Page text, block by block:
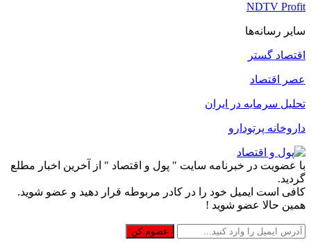
NDTV Profit
سایر رسانه‌ها
اقتصاد گستر
عصر اقتصاد
تحلیل سرمایه در ایران
داروخانه پرتودارو
با عضویت در خبرنامه سایت " پول و اقتصاد " از آخرین اخبار مطلع
گردید.
کافی است ایمیل خود را در کادر مربوطه قرار دهید و عضو شوید.
همین حالا عضو شوید !